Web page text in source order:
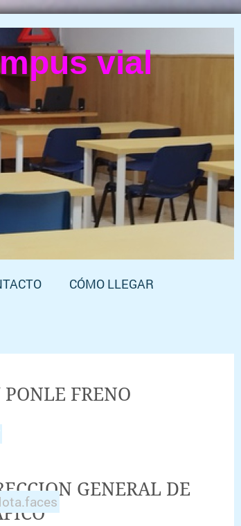
vial
CÓMO LLEGAR
FRENO
GENERAL DE